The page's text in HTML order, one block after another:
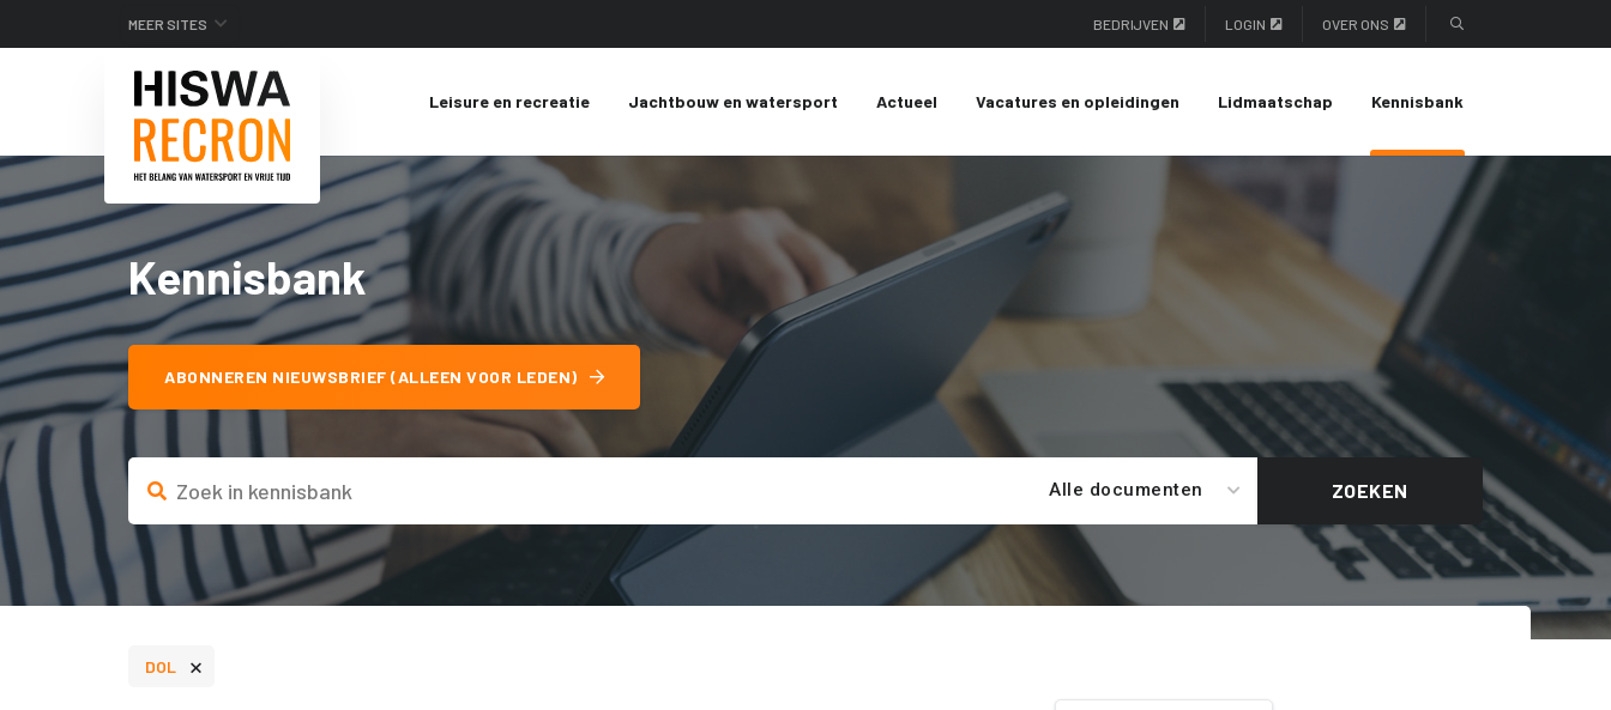
MEER SITES BEDRIJVEN LOGIN OVER ONS
Leisure en recreatie Jachtbouw en watersport Actueel Vacatures en opleidingen Lidmaatschap Kennisbank
Kennisbank
ABONNEREN NIEUWSBRIEF (ALLEEN VOOR LEDEN)
Alle documenten ZOEKEN
DOL ×